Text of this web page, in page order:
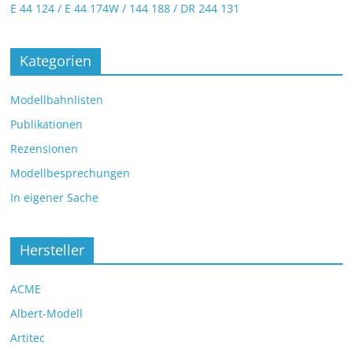
E 44 124 / E 44 174W / 144 188 / DR 244 131
Kategorien
Modellbahnlisten
Publikationen
Rezensionen
Modellbesprechungen
In eigener Sache
Hersteller
ACME
Albert-Modell
Artitec